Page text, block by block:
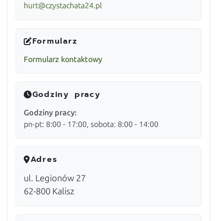
hurt@czystachata24.pl
Formularz
Formularz kontaktowy
Godziny pracy
Godziny pracy:
pn-pt: 8:00 - 17:00, sobota: 8:00 - 14:00
Adres
ul. Legionów 27
62-800 Kalisz